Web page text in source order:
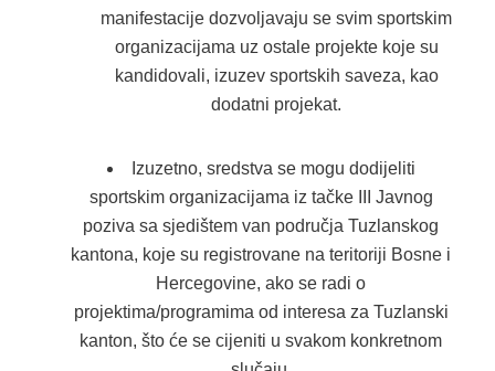
manifestacije dozvoljavaju se svim sportskim
organizacijama uz ostale projekte koje su
kandidovali, izuzev sportskih saveza, kao
dodatni projekat.
Izuzetno, sredstva se mogu dodijeliti
sportskim organizacijama iz tačke III Javnog
poziva sa sjedištem van područja Tuzlanskog
kantona, koje su registrovane na teritoriji Bosne i
Hercegovine, ako se radi o
projektima/programima od interesa za Tuzlanski
kanton, što će se cijeniti u svakom konkretnom